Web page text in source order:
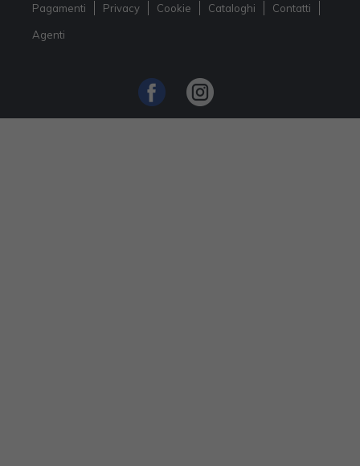
Pagamenti Privacy Cookie Cataloghi Contatti
Agenti